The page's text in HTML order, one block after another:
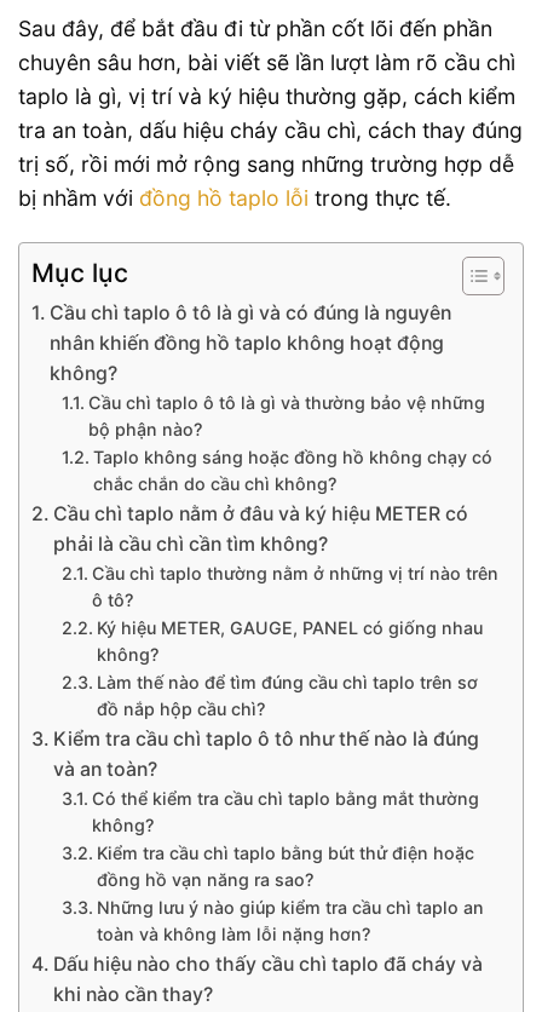
Sau đây, để bắt đầu đi từ phần cốt lõi đến phần
chuyên sâu hơn, bài viết sẽ lần lượt làm rõ cầu chì
taplo là gì, vị trí và ký hiệu thường gặp, cách kiểm
tra an toàn, dấu hiệu cháy cầu chì, cách thay đúng
trị số, rồi mới mở rộng sang những trường hợp dễ
bị nhầm với đồng hồ taplo lỗi trong thực tế.
Mục lục
Cầu chì taplo ô tô là gì và có đúng là nguyên
nhân khiến đồng hồ taplo không hoạt động
không?
Cầu chì taplo ô tô là gì và thường bảo vệ những
bộ phận nào?
Taplo không sáng hoặc đồng hồ không chạy có
chắc chắn do cầu chì không?
Cầu chì taplo nằm ở đâu và ký hiệu METER có
phải là cầu chì cần tìm không?
Cầu chì taplo thường nằm ở những vị trí nào trên
ô tô?
Ký hiệu METER, GAUGE, PANEL có giống nhau
không?
Làm thế nào để tìm đúng cầu chì taplo trên sơ
đồ nắp hộp cầu chì?
Kiểm tra cầu chì taplo ô tô như thế nào là đúng
và an toàn?
Có thể kiểm tra cầu chì taplo bằng mắt thường
không?
Kiểm tra cầu chì taplo bằng bút thử điện hoặc
đồng hồ vạn năng ra sao?
Những lưu ý nào giúp kiểm tra cầu chì taplo an
toàn và không làm lỗi nặng hơn?
Dấu hiệu nào cho thấy cầu chì taplo đã cháy và
khi nào cần thay?